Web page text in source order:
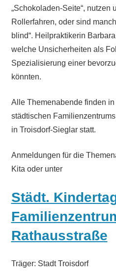
„Schokoladen-Seite“, nutzen
Rollerfahren, oder sind
blind“. Heilpraktikerin
welche Unsicherheiten als
Spezialisierung einer
könnten.
Alle Themenabende finden
städtischen
in Troisdorf-Sieglar statt.
Anmeldungen für die
Kita oder unter
Städt.
Rathausstraße
Träger: Stadt Troisdorf